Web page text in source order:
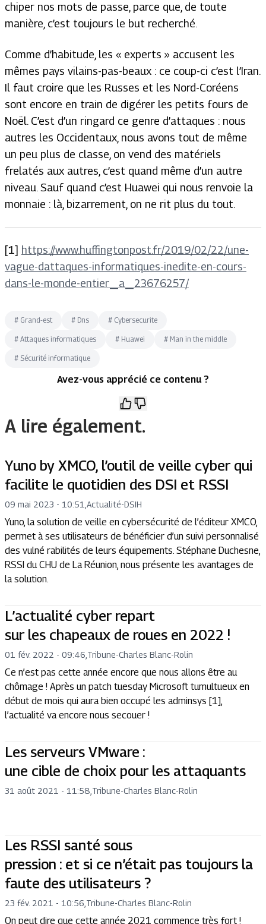
chiper nos mots de passe, parce que, de toute
manière, c’est toujours le but recherché.
Comme d’habitude, les « experts » accusent les
mêmes pays vilains-pas-beaux : ce coup-ci c’est l’Iran.
Il faut croire que les Russes et les Nord-Coréens
sont encore en train de digérer les petits fours de
Noël. C’est d’un ringard ce genre d’attaques : nous
autres les Occidentaux, nous avons tout de même
un peu plus de classe, on vend des matériels
frelatés aux autres, c’est quand même d’un autre
niveau. Sauf quand c’est Huawei qui nous renvoie la
monnaie : là, bizarrement, on ne rit plus du tout.
[1] https://www.huffingtonpost.fr/2019/02/22/une-
vague-dattaques-informatiques-inedite-en-cours-
dans-le-monde-entier_a_23676257/
# Grand-est # Dns # Cybersecurite
# Attaques informatiques # Huawei # Man in the middle
# Sécurité informatique
Avez-vous apprécié ce contenu ?
A lire également.
Yuno by XMCO, l’outil de veille cyber qui
facilite le quotidien des DSI et RSSI
09 mai 2023 - 10:51 Actualité-DSIH
Yuno, la solution de veille en cybersécurité de l’éditeur XMCO,
permet à ses utilisateurs de bénéficier d’un suivi personnalisé
des vulné rabilités de leurs équipements. Stéphane Duchesne,
RSSI du CHU de La Réunion, nous présente les avantages de
la solution.
L’actualité cyber repart
sur les chapeaux de roues en 2022 !
01 fév. 2022 - 09:46 Tribune-Charles Blanc-Rolin
Ce n’est pas cette année encore que nous allons être au
chômage ! Après un patch tuesday Microsoft tumultueux en
début de mois qui aura bien occupé les adminsys [1],
l’actualité va encore nous secouer !
Les serveurs VMware :
une cible de choix pour les attaquants
31 août 2021 - 11:58 Tribune-Charles Blanc-Rolin
Les RSSI santé sous
pression : et si ce n’était pas toujours la
faute des utilisateurs ?
23 fév. 2021 - 10:56 Tribune-Charles Blanc-Rolin
On peut dire que cette année 2021 commence très fort !